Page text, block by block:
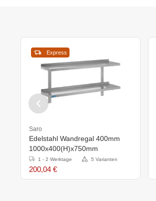
Express
Saro
Edelstahl Wandregal 400mm
1000x400(H)x750mm
1 - 2 Werktage 5 Varianten
200,04 €